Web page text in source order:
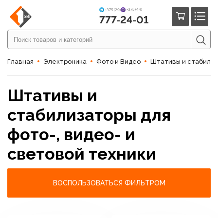
+375 (29) +375 (44)
777-24-01
Главная Электроника Фото и Видео Штативы и
Штативы и
стабилизаторы для
фото-, видео- и
световой техники
ВОСПОЛЬЗОВАТЬСЯ ФИЛЬТРОМ